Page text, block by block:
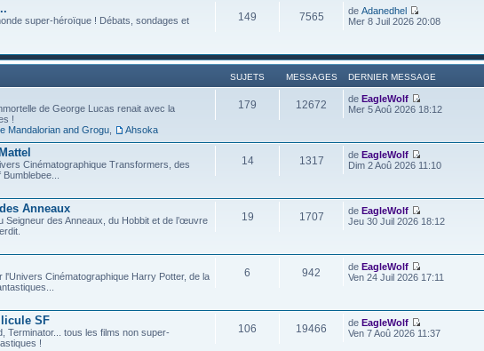
super-héroïque ! Débats, sondages et
149 7565 deAdanedhel
Mer 8 Juil 2026 20:08
SUJETS MESSAGES DERNIER MESSAGE
de George Lucas renait avec la
!
Mandalorian and Grogu Ahsoka
179 12672 deEagleWolf
Mer 5 Aoû 2026 18:12
Cinématographique Transformers, des
14 1317 deEagleWolf
Dim 2 Aoû 2026 11:10
Anneaux
Seigneur des Anneaux, du Hobbit et de l’œuvre
19 1707 deEagleWolf
Jeu 30 Juil 2026 18:12
l'Univers Cinématographique Harry Potter, de la
6 942 deEagleWolf
Ven 24 Juil 2026 17:11
SF
Terminator... tous les films non super-
!
106 19466 deEagleWolf
Ven 7 Aoû 2026 11:37